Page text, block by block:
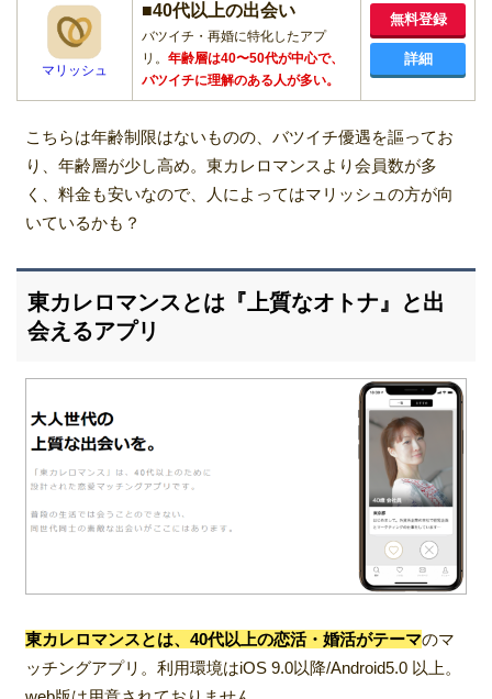
マリッシュ
■40代以上の出会い
バツイチ・再婚に特化したアプ
リ。 年齢層は40〜50代が中心で、
バツイチに理解のある人が多い。
無料登録
詳細
こちらは年齢制限はないものの、バツイチ優遇を謳ってお
り、年齢層が少し高め。東カレロマンスより会員数が多
く、料金も安いなので、人によってはマリッシュの方が向
いているかも？
東カレロマンスとは『上質なオトナ』と出
会えるアプリ
東カレロマンスとは、40代以上の恋活・婚活がテーマのマ
ッチングアプリ。利用環境はiOS 9.0以降/Android5.0 以上。